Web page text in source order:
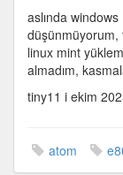
aslında
linux mint
almadım,
tiny11 i ekim
atom